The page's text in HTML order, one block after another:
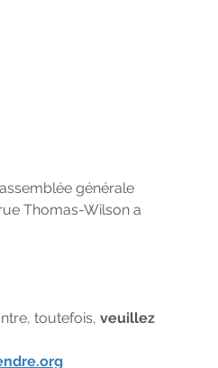
générale
Thomas-Wilson a
toutefois, veuillez